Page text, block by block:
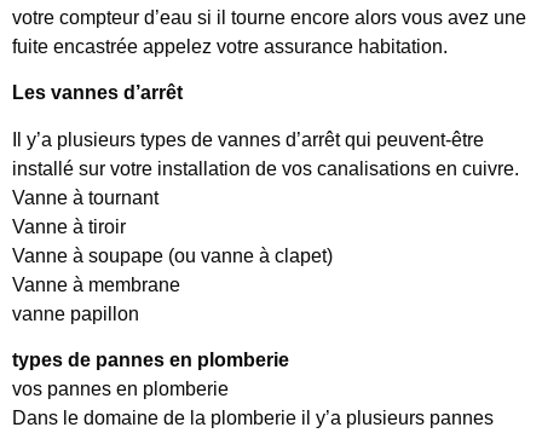
votre compteur d’eau si il tourne encore alors vous avez une
fuite encastrée appelez votre assurance habitation.
Les vannes d’arrêt
Il y’a plusieurs types de vannes d’arrêt qui peuvent-être
installé sur votre installation de vos canalisations en cuivre.
Vanne à tournant
Vanne à tiroir
Vanne à soupape (ou vanne à clapet)
Vanne à membrane
vanne papillon
types de pannes en plomberie
vos pannes en plomberie
Dans le domaine de la plomberie il y’a plusieurs pannes